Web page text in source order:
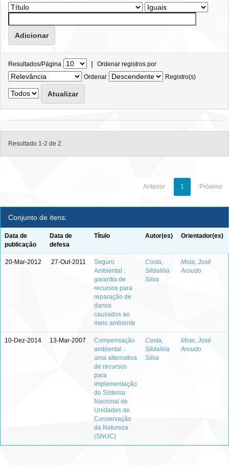
Resultados/Página | Ordenar registros por
Ordenar
Registro(s)
Resultado 1-2 de 2.
Anterior 1 Próximo
Conjunto de itens:
Data de
publicação
Data de
defesa
Título Autor(es) Orientador(es)
20-Mar-2012 27-Out-2011
Seguro
Ambiental :
garantia de
recursos para
reparação de
danos
causados ao
meio ambiente
Costa,
Sildaléia
Silva
Mota, José
Aroudo
10-Dez-2014 13-Mar-2007
Compensação
ambiental :
uma alternativa
de recursos
para
implementação
do Sistema
Nacional de
Unidades de
Conservação
da Natureza
(SNUC)
Costa,
Sildaléia
Silva
Mota, José
Aroudo